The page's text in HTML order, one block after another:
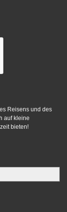
Reisens und des
auf kleine
bieten!